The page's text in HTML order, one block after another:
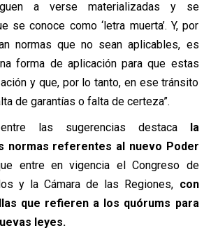
a verse materializadas y se
se conoce como ‘letra muerta’. Y, por
normas que no sean aplicables, es
forma de aplicación para que estas
y que, por lo tanto, en ese tránsito
de garantías o falta de certeza”.
las sugerencias destaca la
normas referentes al nuevo Poder
entre en vigencia el Congreso de
y la Cámara de las Regiones, con
que refieren a los quórums para
leyes.